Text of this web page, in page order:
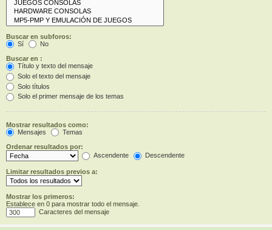
Buscar en subforos:
Sí
No
Buscar en :
Título y texto del mensaje
Solo el texto del mensaje
Solo títulos
Solo el primer mensaje de los temas
Mostrar resultados como:
Mensajes
Temas
Ordenar resultados por:
Ascendente
Descendente
Limitar resultados previos a:
Mostrar los primeros:
Establece en 0 para mostrar todo el mensaje.
Caracteres del mensaje